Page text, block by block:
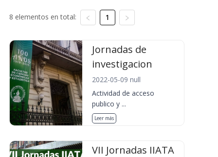
8 elementos en total: 1
Jornadas de
investigacion
2022-05-09 null
Actividad de acceso
publico y ...
Leer más
VII Jornadas IIATA